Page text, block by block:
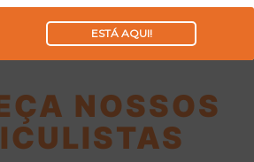
NOSSOS
ESTÁ AQUI!